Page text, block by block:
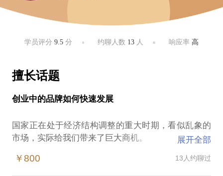
学员评分9.5 分 约聊人数 13人 响应率 高
擅长话题
创业中的品牌如何快速发展
国家正在处于经济结构调整的重大时期，看似乱象的
市场，实际给我们带来了巨大商机。
品牌建设，因为只有品牌才能有附加值，只有附加值
展开全部
￥800 13人约聊过